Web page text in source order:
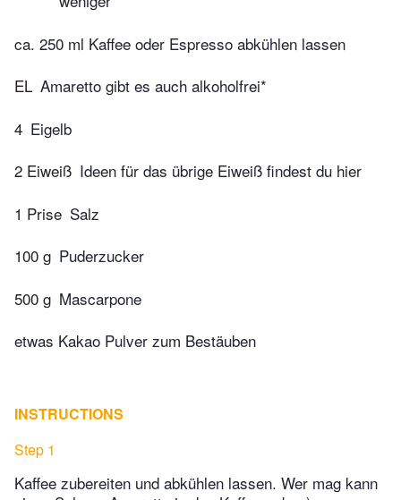
ca. 250 ml Kaffee oder Espresso abkühlen lassen
EL Amaretto gibt es auch alkoholfrei*
4 Eigelb
2 Eiweiß Ideen für das übrige Eiweiß findest du hier
1 Prise Salz
100 g Puderzucker
500 g Mascarpone
etwas Kakao Pulver zum Bestäuben
INSTRUCTIONS
Step 1
Kaffee zubereiten und abkühlen lassen. Wer mag kann